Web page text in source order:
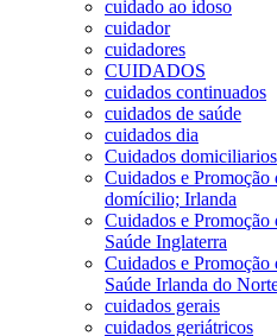
cuidado ao idoso
cuidador
cuidadores
CUIDADOS
cuidados continuados
cuidados de saúde
cuidados dia
Cuidados domiciliarios
Cuidados e Promoção
domícilio; Irlanda
Cuidados e Promoção
Saúde Inglaterra
Cuidados e Promoção
Saúde Irlanda do
cuidados gerais
cuidados geriátricos